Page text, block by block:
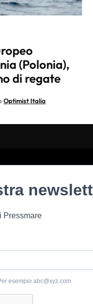
(Polonia),
di regate
Optimist Italia
Pressmare
esempio abc@xyz.com